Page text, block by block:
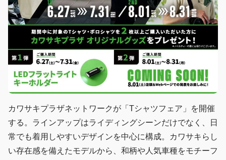
カワサキプラザネットワークが「Tシャツフェア」を開催
する。ラインアップはライディングシーンだけでなく、日
常でも着用しやすいデザインを中心に構成。カワサキらし
い存在感を備えたモデルから、和柄や人気車種をモチーフ